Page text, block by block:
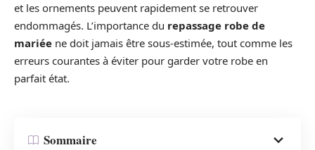
et les ornements peuvent rapidement se retrouver
endommagés. L’importance du repassage robe de
mariée ne doit jamais être sous-estimée, tout comme les
erreurs courantes à éviter pour garder votre robe en
parfait état.
Sommaire